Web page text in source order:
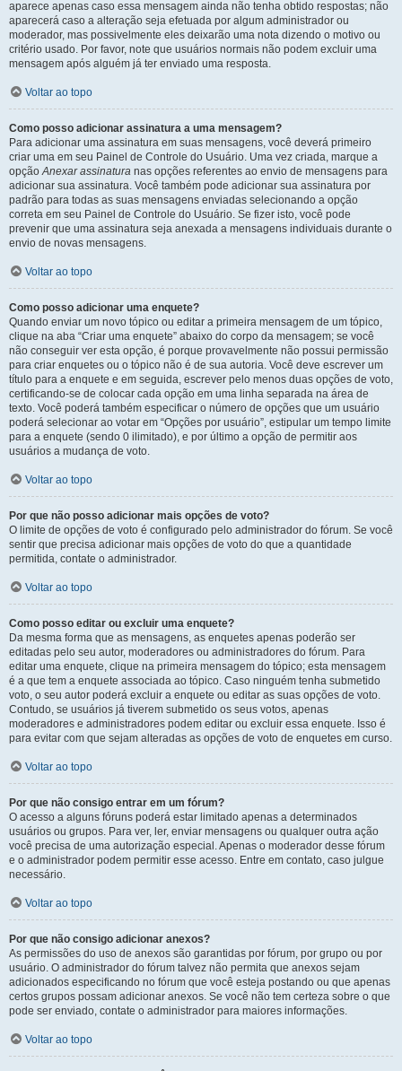
aparece apenas caso essa mensagem ainda não tenha obtido respostas; não
aparecerá caso a alteração seja efetuada por algum administrador ou
moderador, mas possivelmente eles deixarão uma nota dizendo o motivo ou
critério usado. Por favor, note que usuários normais não podem excluir uma
mensagem após alguém já ter enviado uma resposta.
Voltar ao topo
Como posso adicionar assinatura a uma mensagem?
Para adicionar uma assinatura em suas mensagens, você deverá primeiro
criar uma em seu Painel de Controle do Usuário. Uma vez criada, marque a
opçãoAnexar assinatura nas opções referentes ao envio de mensagens para
adicionar sua assinatura. Você também pode adicionar sua assinatura por
padrão para todas as suas mensagens enviadas selecionando a opção
correta em seu Painel de Controle do Usuário. Se fizer isto, você pode
prevenir que uma assinatura seja anexada a mensagens individuais durante o
envio de novas mensagens.
Voltar ao topo
Como posso adicionar uma enquete?
Quando enviar um novo tópico ou editar a primeira mensagem de um tópico,
clique na aba “Criar uma enquete” abaixo do corpo da mensagem; se você
não conseguir ver esta opção, é porque provavelmente não possui permissão
para criar enquetes ou o tópico não é de sua autoria. Você deve escrever um
título para a enquete e em seguida, escrever pelo menos duas opções de voto,
certificando-se de colocar cada opção em uma linha separada na área de
texto. Você poderá também especificar o número de opções que um usuário
poderá selecionar ao votar em “Opções por usuário”, estipular um tempo limite
para a enquete (sendo 0 ilimitado), e por último a opção de permitir aos
usuários a mudança de voto.
Voltar ao topo
Por que não posso adicionar mais opções de voto?
O limite de opções de voto é configurado pelo administrador do fórum. Se você
sentir que precisa adicionar mais opções de voto do que a quantidade
permitida, contate o administrador.
Voltar ao topo
Como posso editar ou excluir uma enquete?
Da mesma forma que as mensagens, as enquetes apenas poderão ser
editadas pelo seu autor, moderadores ou administradores do fórum. Para
editar uma enquete, clique na primeira mensagem do tópico; esta mensagem
é a que tem a enquete associada ao tópico. Caso ninguém tenha submetido
voto, o seu autor poderá excluir a enquete ou editar as suas opções de voto.
Contudo, se usuários já tiverem submetido os seus votos, apenas
moderadores e administradores podem editar ou excluir essa enquete. Isso é
para evitar com que sejam alteradas as opções de voto de enquetes em curso.
Voltar ao topo
Por que não consigo entrar em um fórum?
O acesso a alguns fóruns poderá estar limitado apenas a determinados
usuários ou grupos. Para ver, ler, enviar mensagens ou qualquer outra ação
você precisa de uma autorização especial. Apenas o moderador desse fórum
e o administrador podem permitir esse acesso. Entre em contato, caso julgue
necessário.
Voltar ao topo
Por que não consigo adicionar anexos?
As permissões do uso de anexos são garantidas por fórum, por grupo ou por
usuário. O administrador do fórum talvez não permita que anexos sejam
adicionados especificando no fórum que você esteja postando ou que apenas
certos grupos possam adicionar anexos. Se você não tem certeza sobre o que
pode ser enviado, contate o administrador para maiores informações.
Voltar ao topo